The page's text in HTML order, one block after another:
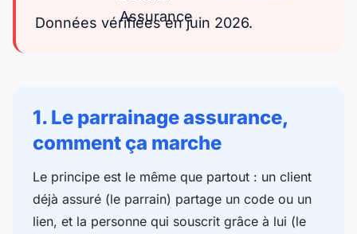
Données vérifiées en juin 2026.
1. Le parrainage assurance,
comment ça marche
Le principe est le même que partout : un client
déjà assuré (le parrain) partage un code ou un
lien, et la personne qui souscrit grâce à lui (le